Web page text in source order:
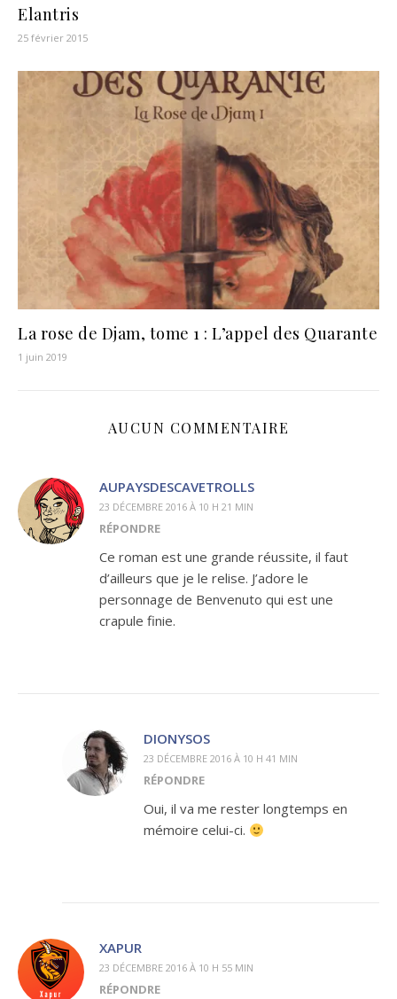
Elantris
25 février 2015
La rose de Djam, tome 1 : L’appel des Quarante
1 juin 2019
AUCUN COMMENTAIRE
AUPAYSDESCAVETROLLS
23 DÉCEMBRE 2016 À 10 H 21 MIN
RÉPONDRE
Ce roman est une grande réussite, il faut
d’ailleurs que je le relise. J’adore le
personnage de Benvenuto qui est une
crapule finie.
DIONYSOS
23 DÉCEMBRE 2016 À 10 H 41 MIN
RÉPONDRE
Oui, il va me rester longtemps en
mémoire celui-ci.
XAPUR
23 DÉCEMBRE 2016 À 10 H 55 MIN
RÉPONDRE